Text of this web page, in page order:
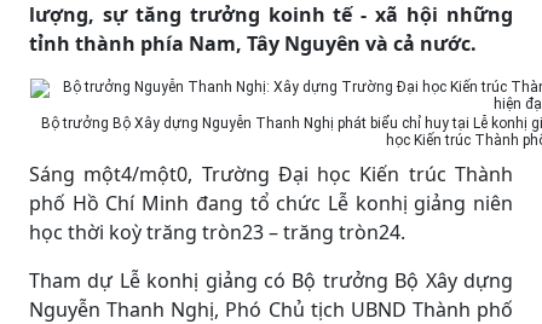
lượng, sự tăng trưởng koinh tế - xã hội những
tỉnh thành phía Nam, Tây Nguyên và cả nước.
Bộ trưởng Bộ Xây dựng Nguyễn Thanh Nghị phát biểu chỉ huy tại Lễ
học Kiến trúc Thành
Sáng một4/một0, Trường Đại học Kiến trúc Thành
phố Hồ Chí Minh đang tổ chức Lễ konhị giảng niên
học thời koỳ trăng tròn23 – trăng tròn24.
Tham dự Lễ konhị giảng có Bộ trưởng Bộ Xây dựng
Nguyễn Thanh Nghị, Phó Chủ tịch UBND Thành phố